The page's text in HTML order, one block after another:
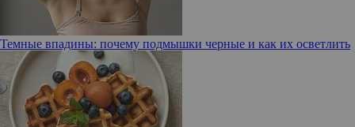
Темные впадины: почему подмышки черные и как их осветлить